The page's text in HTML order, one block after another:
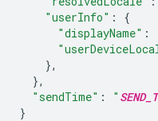
"userInfo" :
{
"displayName" :
},
},
"sendTime" : "
}